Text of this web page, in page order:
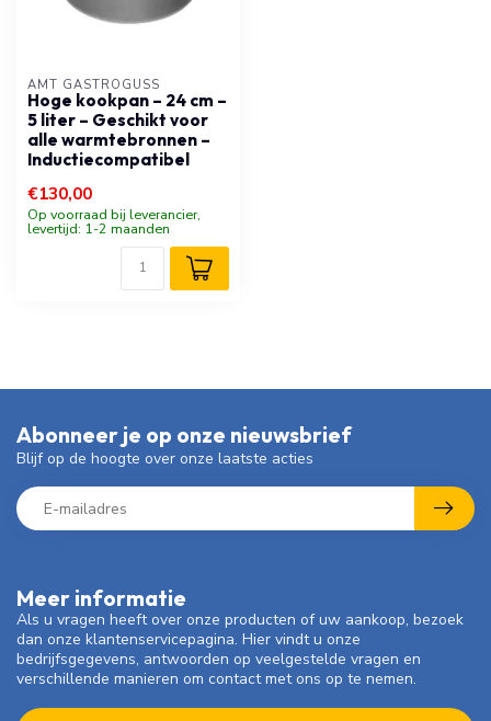
AMT GASTROGUSS
Hoge kookpan – 24 cm –
5 liter – Geschikt voor
alle warmtebronnen –
Inductiecompatibel
€130,00
Op voorraad bij leverancier,
levertijd: 1-2 maanden
Meer informatie
Als u vragen heeft over onze producten of uw aankoop, bezoek
dan onze klantenservicepagina. Hier vindt u onze
bedrijfsgegevens, antwoorden op veelgestelde vragen en
verschillende manieren om contact met ons op te nemen.
Abonneer je op onze nieuwsbrief
Blijf op de hoogte over onze laatste acties